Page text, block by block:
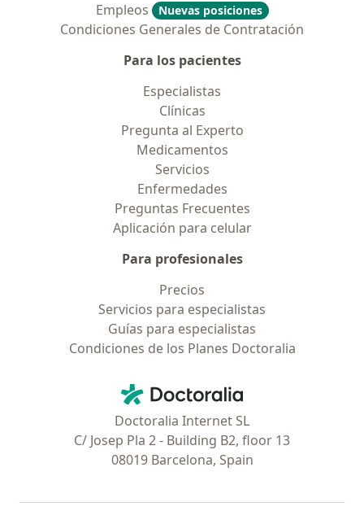
Empleos
Nuevas posiciones
Condiciones Generales de Contratación
Para los pacientes
Especialistas
Clínicas
Pregunta al Experto
Medicamentos
Servicios
Enfermedades
Preguntas Frecuentes
Aplicación para celular
Para profesionales
Precios
Servicios para especialistas
Guías para especialistas
Condiciones de los Planes Doctoralia
Doctoralia - Página de inicio
Doctoralia Internet SL
C/ Josep Pla 2 - Building B2, floor 13
08019 Barcelona, Spain